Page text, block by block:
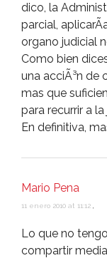
dico, la
parcial,
organo judicial
Como bien
una acciÃ³n de
mas que
para recurrir a
En definitiva,
Mario Pena
11 enero 2010 at 11:12
Lo que no
compartir